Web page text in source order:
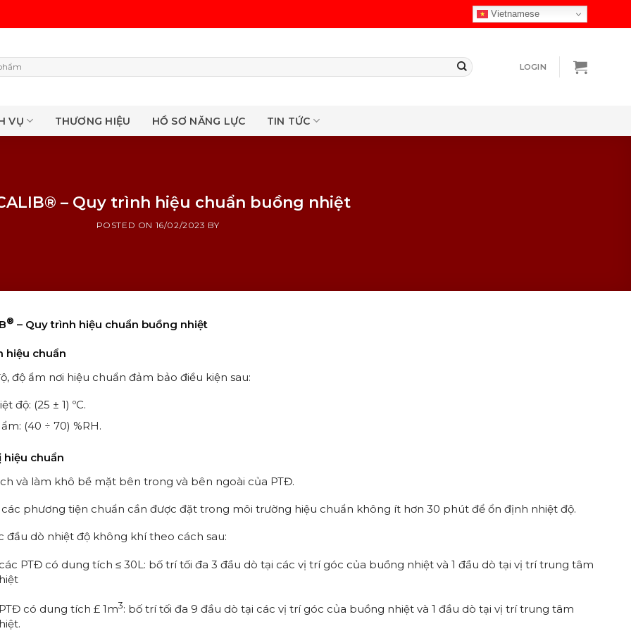
Vietnamese
LOGIN
VỤ THƯƠNG HIỆU HỒ SƠ NĂNG LỰC TIN TỨC
– Quy trình hiệu chuẩn buồng nhiệt
POSTED ON 16/02/2023 BY
Preparation
Column
hấp phụ
phổ UVVIS, AAS... hãng Analytik Jena
Gas Chromatography hãng RESTEK
Liquid Chromatography hãng RESTEK
ký, quang phổ... hãng AGILENT
ký, quang phổ... hãng HITACHI
ký, quang phổ... hãng JASCO
quang phổ... hãng PERKINELMER
ký, quang phổ... hãng SHIMADZU
ký, quang phổ... hãng THERMO / DIONEX
phần (Single-Component)
đa thành phần (Multi-Component)
Standards GCMS
Standards LCMS
thành phần
Chất chuẩn Phthalates
vệ thực vật Pesticide
(CRM - Certified Reference Materials)
Volume - Flow
Parameter
- Frequency
kế
tay hiện trường
® – Quy trình hiệu chuẩn buồng nhiệt
hiệu chuẩn
độ ẩm nơi hiệu chuẩn đảm bảo điều kiện sau:
độ: (25 ± 1) ºC.
(40 ÷ 70) %RH.
hiệu chuẩn
và làm khô bề mặt bên trong và bên ngoài của PTĐ.
các phương tiện chuẩn cần được đặt trong môi trường hiệu chuẩn không ít hơn 30 phút để ổn định nhiệt độ.
đầu dò nhiệt độ không khí theo cách sau:
PTĐ có dung tích ≤ 30L: bố trí tối đa 3 đầu dò tại các vị trí góc của buồng nhiệt và 1 đầu dò tại vị trí trung tâm
có dung tích £ 1m3: bố trí tối đa 9 đầu dò tại các vị trí góc của buồng nhiệt và 1 đầu dò tại vị trí trung tâm